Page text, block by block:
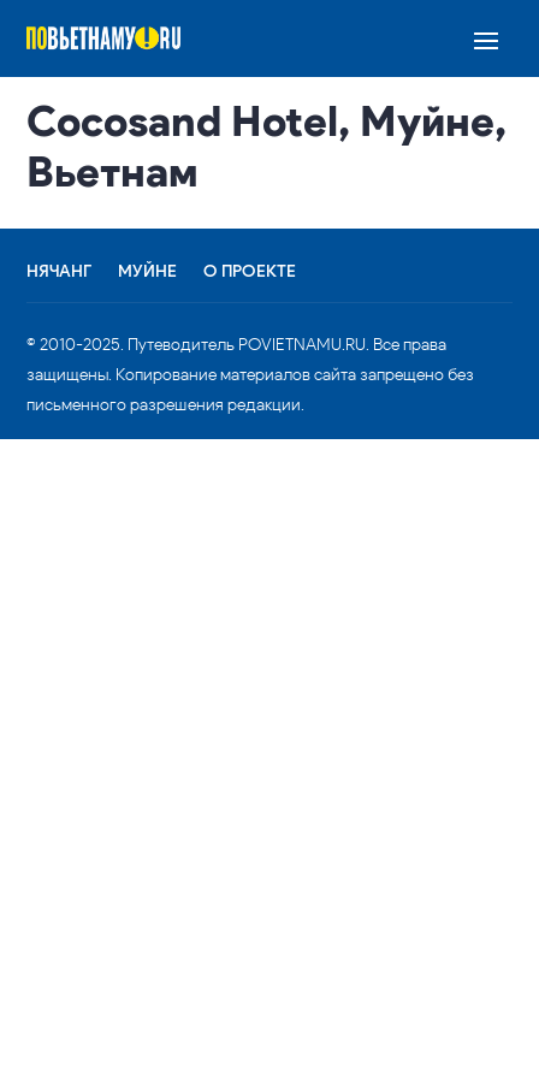
Cocosand Hotel, Муйне,
Вьетнам
НЯЧАНГ МУЙНЕ О ПРОЕКТЕ
© 2010-2025. Путеводитель POVIETNAMU.RU. Все права
защищены. Копирование материалов сайта запрещено без
письменного разрешения редакции.